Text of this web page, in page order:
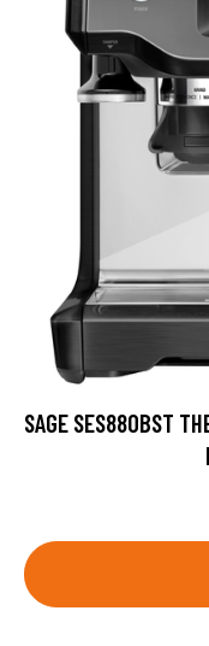
SAGE SES880BST